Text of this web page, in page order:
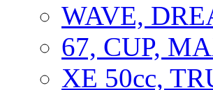
WAVE,
67, CUP,
XE 50cc,